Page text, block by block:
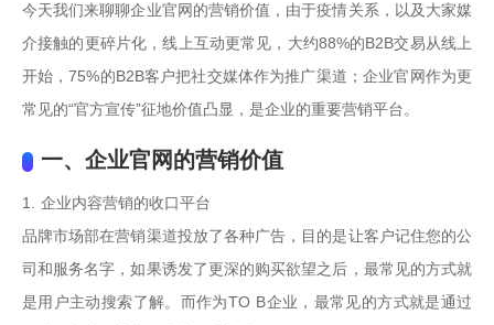
今天我们来聊聊企业官网的营销价值，由于疫情关系，以及大家媒
介接触的更碎片化，线上互动更常见，大约88%的B2B交易从线上
开始，75%的B2B客户把社交媒体作为推广渠道；企业官网作为更
常见的“官方宣传”征地价值凸显，是企业的重要营销平台。
一、企业官网的营销价值
1. 企业内容营销的收口平台
品牌市场部在营销渠道投放了各种广告，目的是让客户记住您的公
司和服务名字，如果诱发了更深的购买欲望之后，最常见的方式就
是用户主动搜索了解。而作为TO B企业，最常见的方式就是通过